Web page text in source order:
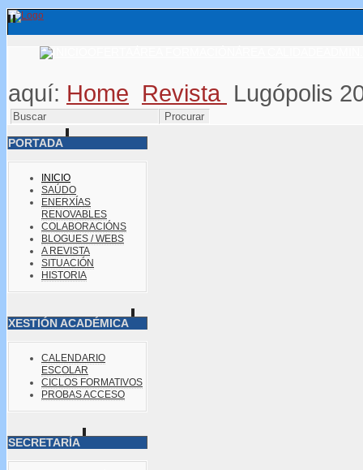
aquí: Home Revista Lugópolis
PORTADA
INICIO
SAÚDO
ENERXÍAS
RENOVABLES
COLABORACIÓNS
BLOGUES / WEBS
A REVISTA
SITUACIÓN
HISTORIA
XESTIÓN ACADÉMICA
CALENDARIO
ESCOLAR
CICLOS FORMATIVOS
PROBAS ACCESO
SECRETARÍA